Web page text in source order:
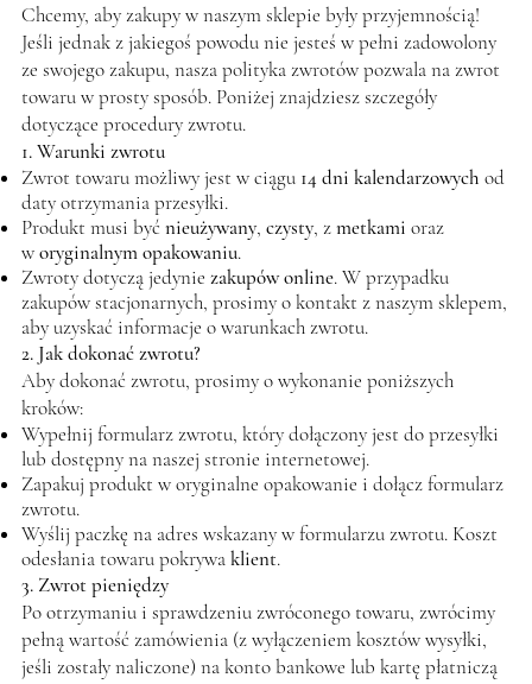
Chcemy, aby zakupy w naszym sklepie były przyjemnością!
Jeśli jednak z jakiegoś powodu nie jesteś w pełni zadowolony
ze swojego zakupu, nasza polityka zwrotów pozwala na zwrot
towaru w prosty sposób. Poniżej znajdziesz szczegóły
dotyczące procedury zwrotu.
1. Warunki zwrotu
Zwrot towaru możliwy jest w ciągu 14 dni kalendarzowych od
daty otrzymania przesyłki.
Produkt musi być nieużywany, czysty, zmetkami oraz
woryginalnym opakowaniu.
Zwroty dotyczą jedynie zakupów online. W przypadku
zakupów stacjonarnych, prosimy o kontakt z naszym sklepem,
aby uzyskać informacje o warunkach zwrotu.
2. Jak dokonać zwrotu?
Aby dokonać zwrotu, prosimy o wykonanie poniższych
kroków:
Wypełnij formularz zwrotu, który dołączony jest do przesyłki
lub dostępny na naszej stronie internetowej.
Zapakuj produkt w oryginalne opakowanie i dołącz formularz
zwrotu.
Wyślij paczkę na adres wskazany w formularzu zwrotu. Koszt
odesłania towaru pokrywaklient.
3. Zwrot pieniędzy
Po otrzymaniu i sprawdzeniu zwróconego towaru, zwrócimy
pełną wartość zamówienia (z wyłączeniem kosztów wysyłki,
jeśli zostały naliczone) na konto bankowe lub kartę płatniczą